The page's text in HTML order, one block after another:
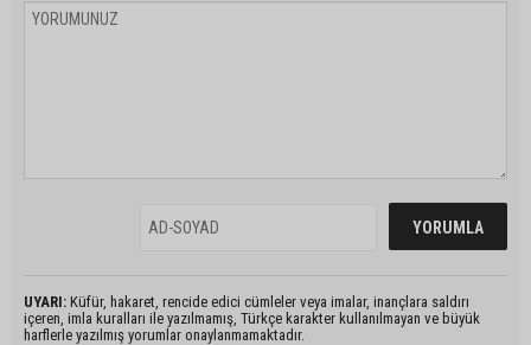
UYARI: Küfür, hakaret, rencide edici cümleler veya imalar, inançlara saldırı
içeren, imla kuralları ile yazılmamış, Türkçe karakter kullanılmayan ve büyük
harflerle yazılmış yorumlar onaylanmamaktadır.